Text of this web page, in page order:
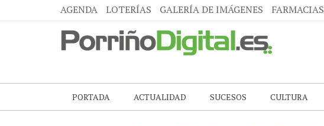
AGENDA LOTERÍAS GALERÍA DE IMÁGENES FARMACIAS
PORTADA ACTUALIDAD SUCESOS CULTURA